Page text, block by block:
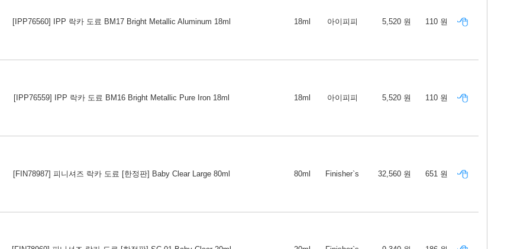
[IPP76560] IPP 락카 도료 BM17 Bright Metallic Aluminum 18ml 18ml 아이피피 5,520 원 110 원
[IPP76559] IPP 락카 도료 BM16 Bright Metallic Pure Iron 18ml 18ml 아이피피 5,520 원 110 원
[FIN78987] 피니셔즈 락카 도료 [한정판] Baby Clear Large 80ml 80ml Finisher`s 32,560 원 651 원